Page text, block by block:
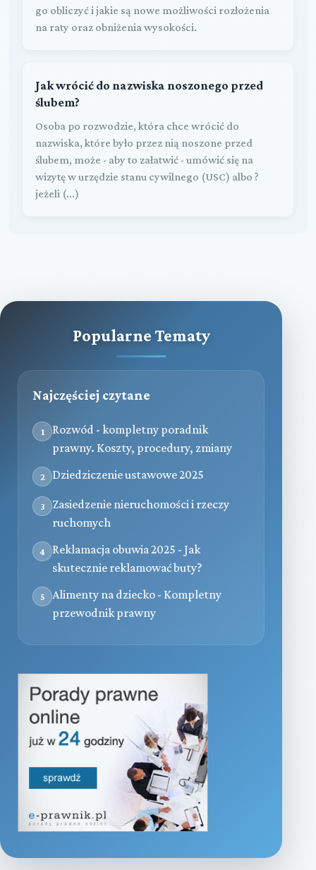
go obliczyć i jakie są nowe możliwości rozłożenia
na raty oraz obniżenia wysokości.
Jak wrócić do nazwiska noszonego przed
ślubem?
Osoba po rozwodzie, która chce wrócić do
nazwiska, które było przez nią noszone przed
ślubem, może - aby to załatwić - umówić się na
wizytę w urzędzie stanu cywilnego (USC) albo ?
jeżeli (...)
Popularne Tematy
Najczęściej czytane
1
Rozwód - kompletny poradnik
prawny. Koszty, procedury, zmiany
2 Dziedziczenie ustawowe 2025
3
Zasiedzenie nieruchomości i rzeczy
ruchomych
4
Reklamacja obuwia 2025 - Jak
skutecznie reklamować buty?
5
Alimenty na dziecko - Kompletny
przewodnik prawny